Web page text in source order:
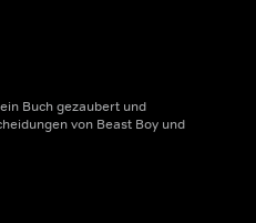
Buch gezaubert und
von Beast Boy und